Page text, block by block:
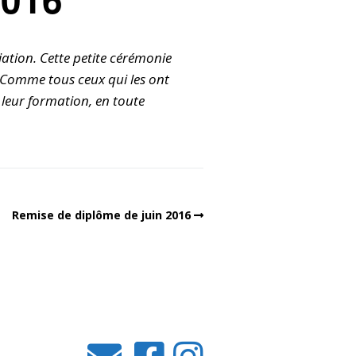
Cette petite cérémonie
tous ceux qui les ont
formation, en toute
Remise de diplôme de juin 2016